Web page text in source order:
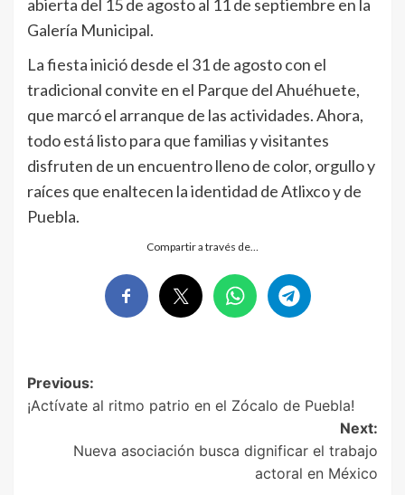
abierta del 15 de agosto al 11 de septiembre en la
Galería Municipal.
La fiesta inició desde el 31 de agosto con el
tradicional convite en el Parque del Ahuéhuete,
que marcó el arranque de las actividades. Ahora,
todo está listo para que familias y visitantes
disfruten de un encuentro lleno de color, orgullo y
raíces que enaltecen la identidad de Atlixco y de
Puebla.
Compartir a través de…
Post
navigation
Previous:
¡Actívate al ritmo patrio en el Zócalo de Puebla!
Next:
Nueva asociación busca dignificar el trabajo
actoral en México